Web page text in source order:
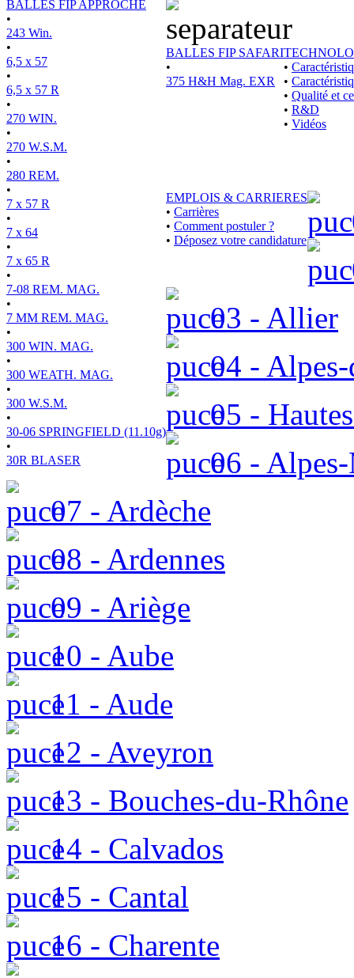
BALLES FIP APPROCHE
•
243 Win.
•
6,5 x 57
•
6,5 x 57 R
•
270 WIN.
•
270 W.S.M.
•
280 REM.
•
7 x 57 R
•
7 x 64
•
7 x 65 R
•
7-08 REM. MAG.
•
7 MM REM. MAG.
•
300 WIN. MAG.
•
300 WEATH. MAG.
•
300 W.S.M.
•
30-06 SPRINGFIELD (11.10g)
•
30R BLASER
BALLES FIP SAFARI
•
375 H&H Mag. EXR
•
•
• Qualité et
• R&D
• Vidéos
EMPLOIS & CARRIERES
• Carrières
• Comment postuler ?
• Déposez votre candidature
03 - Allier
04 - Alpes-
05 -
06 -
07 - Ardèche
08 - Ardennes
09 - Ariège
10 - Aube
11 - Aude
12 - Aveyron
13 - Bouches-du-Rhône
14 - Calvados
15 - Cantal
16 - Charente